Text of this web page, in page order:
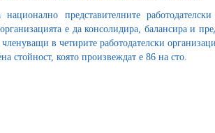
национално представителните
е да консолидира, балансира и
в четирите работодателски
стойност, която произвеждат е 86 на сто.